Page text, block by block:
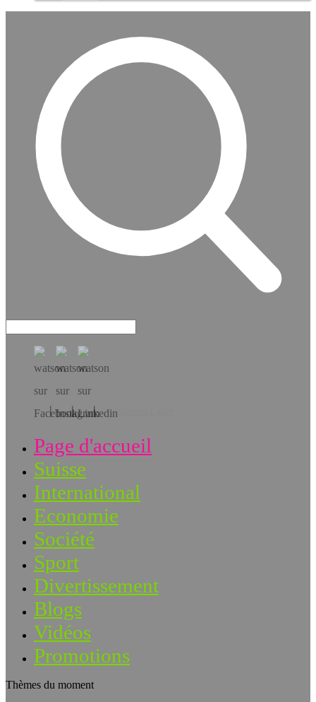
Téléchargez l’app!
Page d'accueil
Suisse
International
Economie
Société
Sport
Divertissement
Blogs
Vidéos
Promotions
Thèmes du moment